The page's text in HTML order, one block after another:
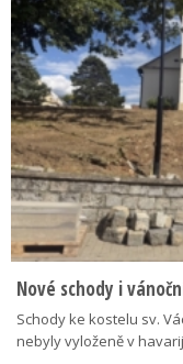
Nové schody i
Schody ke kostelu sv.
nebyly vyloženě v